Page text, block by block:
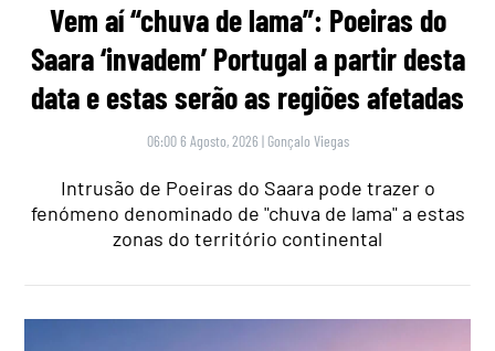
Vem aí “chuva de lama”: Poeiras do
Saara ‘invadem’ Portugal a partir desta
data e estas serão as regiões afetadas
06:00 6 Agosto, 2026 | Gonçalo Viegas
Intrusão de Poeiras do Saara pode trazer o
fenómeno denominado de "chuva de lama" a estas
zonas do território continental